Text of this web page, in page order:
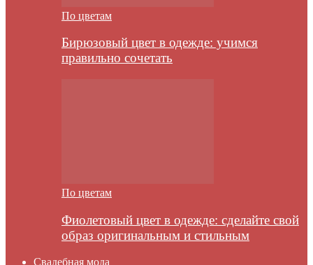
По цветам
Бирюзовый цвет в одежде: учимся
правильно сочетать
По цветам
Фиолетовый цвет в одежде: сделайте свой
образ оригинальным и стильным
Свадебная мода